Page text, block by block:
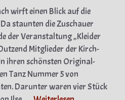
wirft einen Blick auf die
staunten die Zuschauer
der Veranstaltung „Kleider
Mitglieder der Kirch-
ihren schönsten Original-
Tanz Nummer 5 von
Darunter waren vier Stück